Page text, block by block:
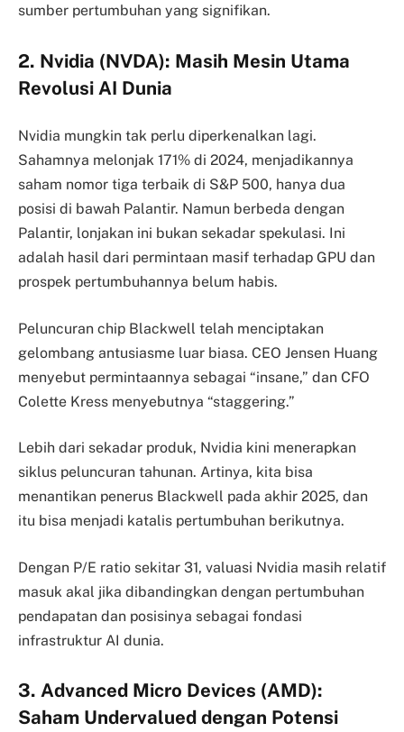
sumber pertumbuhan yang signifikan.
2. Nvidia (NVDA): Masih Mesin Utama
Revolusi AI Dunia
Nvidia mungkin tak perlu diperkenalkan lagi.
Sahamnya melonjak 171% di 2024, menjadikannya
saham nomor tiga terbaik di S&P 500, hanya dua
posisi di bawah Palantir. Namun berbeda dengan
Palantir, lonjakan ini bukan sekadar spekulasi. Ini
adalah hasil dari permintaan masif terhadap GPU dan
prospek pertumbuhannya belum habis.
Peluncuran chip Blackwell telah menciptakan
gelombang antusiasme luar biasa. CEO Jensen Huang
menyebut permintaannya sebagai “insane,” dan CFO
Colette Kress menyebutnya “staggering.”
Lebih dari sekadar produk, Nvidia kini menerapkan
siklus peluncuran tahunan. Artinya, kita bisa
menantikan penerus Blackwell pada akhir 2025, dan
itu bisa menjadi katalis pertumbuhan berikutnya.
Dengan P/E ratio sekitar 31, valuasi Nvidia masih relatif
masuk akal jika dibandingkan dengan pertumbuhan
pendapatan dan posisinya sebagai fondasi
infrastruktur AI dunia.
3. Advanced Micro Devices (AMD):
Saham Undervalued dengan Potensi